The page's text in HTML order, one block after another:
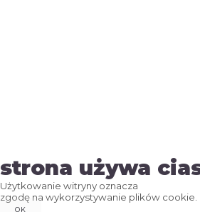
strona używa
Użytkowanie witryny oznacza
zgodę na wykorzystywanie plików cookie.
OK